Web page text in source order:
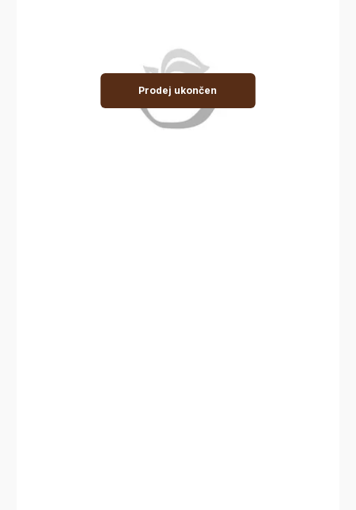
Prodej ukončen